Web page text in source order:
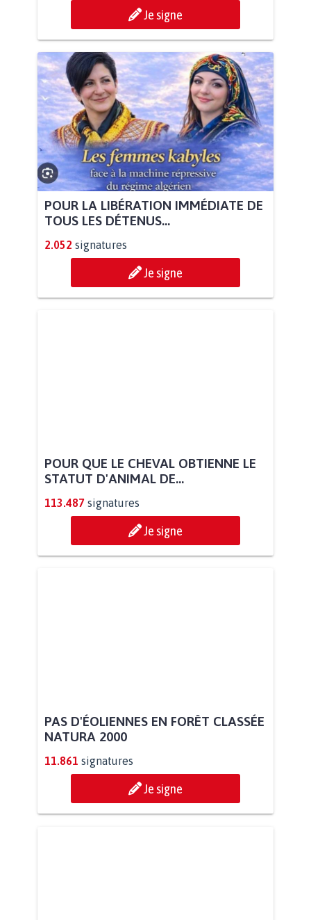
Je signe
POUR LA LIBÉRATION IMMÉDIATE DE
TOUS LES DÉTENUS...
2.052 signatures
Je signe
POUR QUE LE CHEVAL OBTIENNE LE
STATUT D'ANIMAL DE...
113.487 signatures
Je signe
PAS D'ÉOLIENNES EN FORÊT CLASSÉE
NATURA 2000
11.861 signatures
Je signe